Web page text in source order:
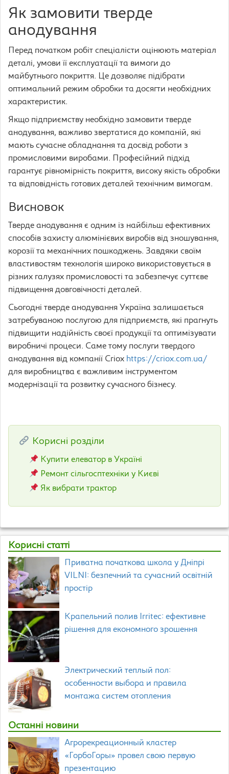
Як замовити тверде
анодування
Перед початком робіт спеціалісти оцінюють матеріал
деталі, умови її експлуатації та вимоги до
майбутнього покриття. Це дозволяє підібрати
оптимальний режим обробки та досягти необхідних
характеристик.
Якщо підприємству необхідно замовити тверде
анодування, важливо звертатися до компаній, які
мають сучасне обладнання та досвід роботи з
промисловими виробами. Професійний підхід
гарантує рівномірність покриття, високу якість обробки
та відповідність готових деталей технічним вимогам.
Висновок
Тверде анодування є одним із найбільш ефективних
способів захисту алюмінієвих виробів від зношування,
корозії та механічних пошкоджень. Завдяки своїм
властивостям технологія широко використовується в
різних галузях промисловості та забезпечує суттєве
підвищення довговічності деталей.
Сьогодні тверде анодування Україна залишається
затребуваною послугою для підприємств, які прагнуть
підвищити надійність своєї продукції та оптимізувати
виробничі процеси. Саме тому послуги твердого
анодування від компанії Criox https://criox.com.ua/
для виробництва є важливим інструментом
модернізації та розвитку сучасного бізнесу.
Корисні розділи
Купити елеватор в Україні
Ремонт сільгосптехніки у Києві
Як вибрати трактор
Корисні статті
Приватна початкова школа у Дніпрі
VILNI: безпечний та сучасний освітній
простір
Крапельний полив Irritec: ефективне
рішення для економного зрошення
Электрический теплый пол:
особенности выбора и правила
монтажа систем отопления
Останні новини
Агрорекреационный кластер
«ГорбоГоры» провел свою первую
презентацию